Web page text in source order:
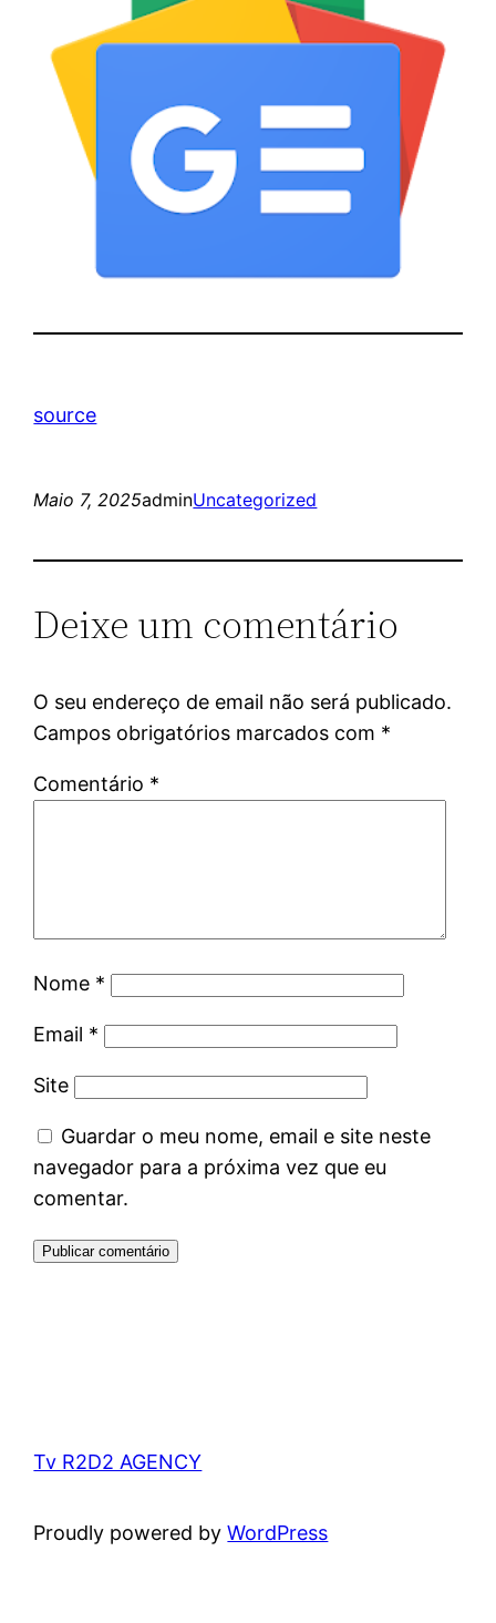
source
Maio 7, 2025adminUncategorized
Deixe um comentário
O seu endereço de email não será publicado.
Campos obrigatórios marcados com *
Comentário *
Nome *
Email *
Site
Guardar o meu nome, email e site neste
navegador para a próxima vez que eu
comentar.
Tv R2D2 AGENCY
Proudly powered byWordPress